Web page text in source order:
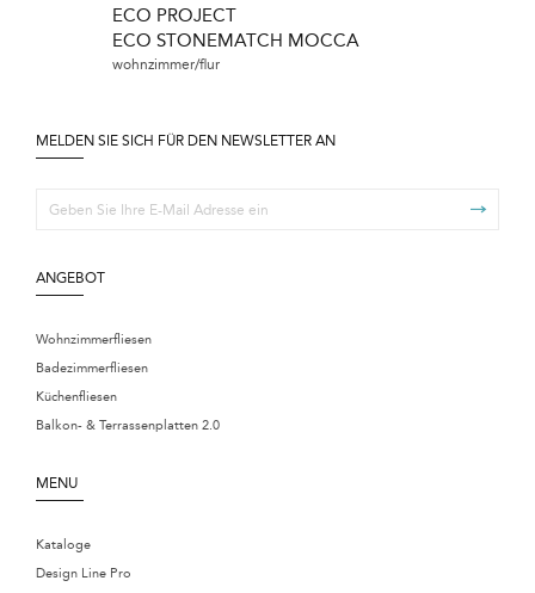
ECO PROJECT
ECO STONEMATCH MOCCA
wohnzimmer/flur
MELDEN SIE SICH FÜR DEN NEWSLETTER AN
ANGEBOT
Wohnzimmerfliesen
Badezimmerfliesen
Küchenfliesen
Balkon- & Terrassenplatten 2.0
MENU
Kataloge
Design Line Pro